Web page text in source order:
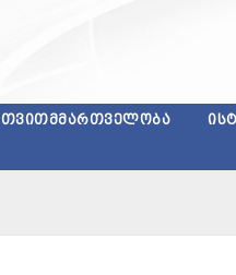
ᲗᲕᲘᲗᲛᲛᲐᲠᲗᲕᲔᲚᲝᲑᲐ